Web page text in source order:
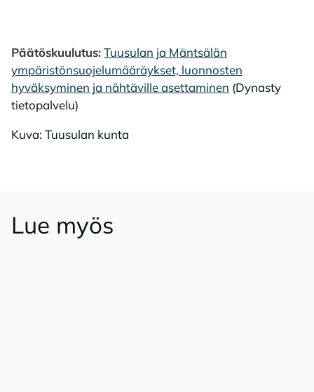
Päätöskuulutus:Tuusulan ja Mäntsälän
ympäristönsuojelumääräykset, luonnosten
hyväksyminen ja nähtäville asettaminen (Dynasty
tietopalvelu)
Kuva: Tuusulan kunta
Lue myös